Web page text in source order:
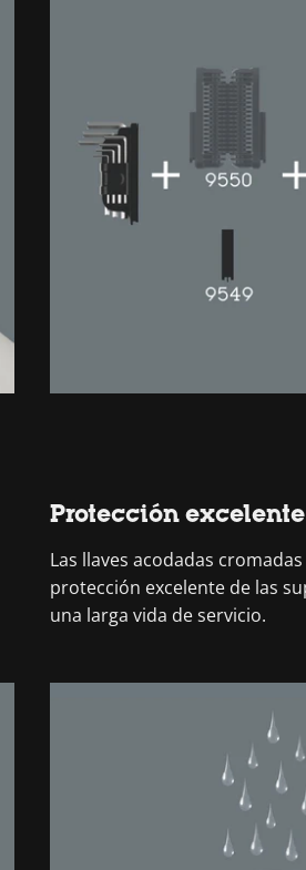
Protección excelente
Las llaves acodadas
protección excelente de las
una larga vida de servicio.